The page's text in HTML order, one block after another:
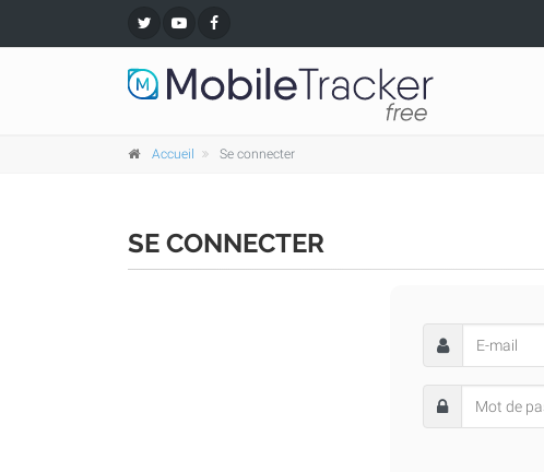
Accueil Se connecter
SE CONNECTER